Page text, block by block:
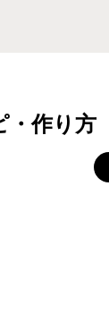
・作り方